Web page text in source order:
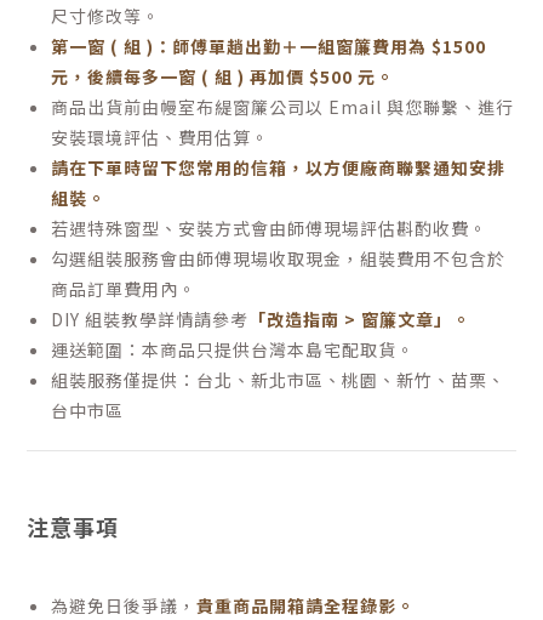
尺寸修改等。
第一窗 ( 組 )：師傅單趟出勤＋一組窗簾費用為 $1500
元，後續每多一窗 ( 組 ) 再加價 $500 元。
商品出貨前由幔室布緹窗簾公司以 Email 與您聯繫、進行
安裝環境評估、費用估算。
請在下單時留下您常用的信箱，以方便廠商聯繫通知安排
組裝。
若遇特殊窗型、安裝方式會由師傅現場評估斟酌收費。
勾選組裝服務會由師傅現場收取現金，組裝費用不包含於
商品訂單費用內。
DIY 組裝教學詳情請參考 「改造指南 > 窗簾文章」。
運送範圍：本商品只提供台灣本島宅配取貨。
組裝服務僅提供： 台北、新北市區、桃園、新竹、苗栗、
台中市區
注意事項
為避免日後爭議， 貴重商品開箱請全程錄影。